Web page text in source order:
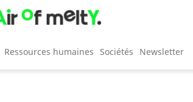
Ressources humaines Sociétés Newsletter